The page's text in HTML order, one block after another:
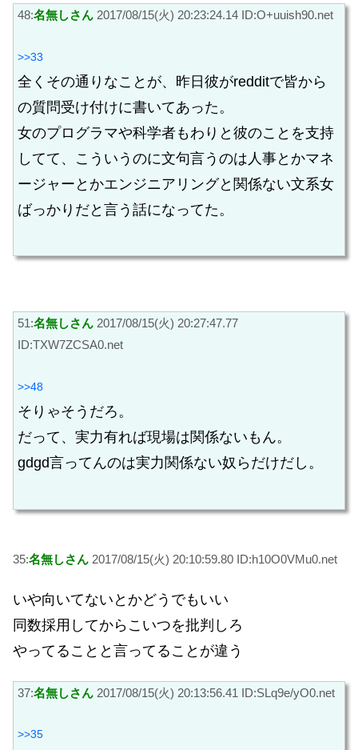
48:名無しさん 2017/08/15(火) 20:23:24.14 ID:O+uuish90.net
>>33
全くその通りなことが、昨日彼がredditで皆から
の質問受け付けに書いてあった。
女のプログラマや科学者もわりと彼のことを支持
してて、こういうのに文句言うのは人事とかマネ
ージャーとかエンジニアリングと関係ない文系女
ばっかりだと言う話になってた。
51:名無しさん 2017/08/15(火) 20:27:47.77
ID:TXW7ZCSA0.net
>>48
そりゃそうだろ。
だって、実力有れば現場は関係ないもん。
gdgd言ってんのは実力関係ない奴らだけだし。
35:名無しさん 2017/08/15(火) 20:10:59.80 ID:h10O0VMu0.net
いや向いてないとかどうでもいい
同数採用してからこいつを批判しろ
やってることと言ってることが違う
37:名無しさん 2017/08/15(火) 20:13:56.41 ID:SLq9e/yO0.net
>>35